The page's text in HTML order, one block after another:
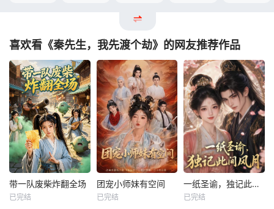
喜欢看《秦先生，我先渡个劫》的网友推荐作品
带一队废柴炸翻全场
带一队废柴炸翻全场
已完结
团宠小师妹有空间
团宠小师妹有空间
已完结
一纸圣谕，独记此间风月 一纸圣谕，独记此间风月
已完结